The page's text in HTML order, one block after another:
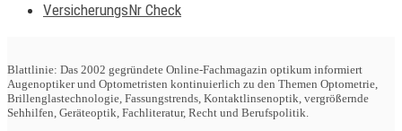
VersicherungsNr Check
Blattlinie: Das 2002 gegründete Online-Fachmagazin optikum informiert
Augenoptiker und Optometristen kontinuierlich zu den Themen Optometrie,
Brillenglastechnologie, Fassungstrends, Kontaktlinsenoptik, vergrößernde
Sehhilfen, Geräteoptik, Fachliteratur, Recht und Berufspolitik.